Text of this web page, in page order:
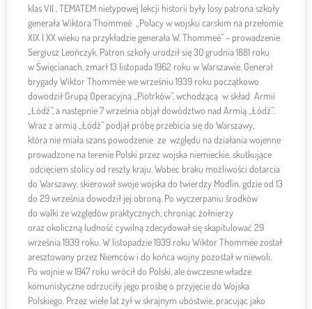
klas VII . TEMATEM nietypowej lekcji historii były losy patrona szkoły
generała Wiktora Thommeè „Polacy w wojsku carskim na przełomie
XIX I XX wieku na przykładzie generała W. Thommeé” – prowadzenie
Sergiusz Leończyk. Patron szkoły urodził się 30 grudnia 1881 roku
w Święcianach, zmarł 13 listopada 1962 roku w Warszawie. Generał
brygady Wiktor Thommée we wrześniu 1939 roku początkowo
dowodził Grupą Operacyjną „Piotrków”, wchodzącą w skład Armii
„Łódź”, a następnie 7 września objął dowództwo nad Armią „Łódź”.
Wraz z armią „Łódź” podjął próbę przebicia się do Warszawy,
która nie miała szans powodzenie ze względu na działania wojenne
prowadzone na terenie Polski przez wojska niemieckie, skutkujące
odcięciem stolicy od reszty kraju. Wobec braku możliwości dotarcia
do Warszawy, skierował swoje wojska do twierdzy Modlin, gdzie od 13
do 29 września dowodził jej obroną. Po wyczerpaniu środków
do walki ze względów praktycznych, chroniąc żołnierzy
oraz okoliczną ludność cywilną zdecydował się skapitulować 29
września 1939 roku. W listopadzie 1939 roku Wiktor Thommée został
aresztowany przez Niemców i do końca wojny pozostał w niewoli.
Po wojnie w 1947 roku wrócił do Polski, ale ówczesne władze
komunistyczne odrzuciły jego prośbę o przyjęcie do Wojska
Polskiego. Przez wiele lat żył w skrajnym ubóstwie, pracując jako